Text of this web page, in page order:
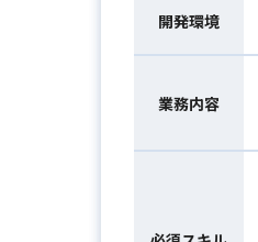
開発環境
業務内容